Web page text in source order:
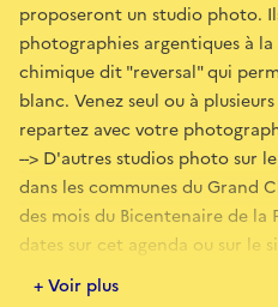
proposeront un studio photo.
photographies argentiques à
chimique dit "reversal" qui
blanc. Venez seul ou à
repartez avec votre
--> D'autres studios photo sur
dans les communes du Grand
des mois du Bicentenaire de la
dates sur cet agenda ou sur le
Nicéphore Niépce.
+ Voir plus